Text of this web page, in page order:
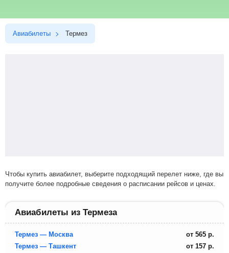
Авиабилеты Термез
Чтобы купить авиабилет, выберите подходящий перелет ниже, где вы
получите более подробные сведения о расписании рейсов и ценах.
Авиабилеты из Термеза
Термез — Москва от 565 р.
Термез — Ташкент
от 157 р.